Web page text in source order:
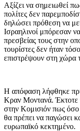
Αξίζει να σημειωθεί
πολίτες δεν
δηλώσει πρόθεση να
Ισραηλινοί μπόρεσαν
πρεσβείας τους στην
τουρίστες δεν ήταν
επιστρέψουν στη χώρα
Η απόφαση λήφθηκε
Κραν Μοντανά. Έκτοτε
στην Κομισιόν πως όσο
θα πρέπει να παγώσει
ευρωπαϊκό κεκτημένο.